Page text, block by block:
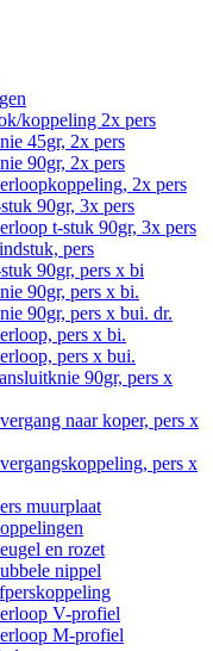
koppeling 2x pers
45gr, 2x pers
90gr, 2x pers
2x pers
90gr, 3x pers
t-stuk 90gr, 3x pers
pers
90gr, pers x bi
90gr, pers x bi.
90gr, pers x bui. dr.
pers x bi.
pers x bui.
90gr, pers x
naar koper, pers x
pers x
muurplaat
en rozet
nippel
V-profiel
M-profiel